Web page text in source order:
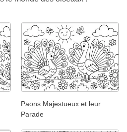
Paons Majestueux et leur
Parade